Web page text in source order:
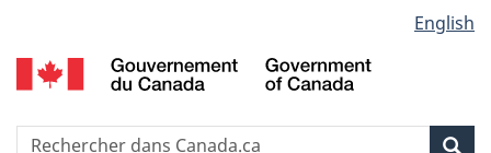
au
contenu
propos
la
HTML
selection
English